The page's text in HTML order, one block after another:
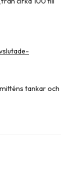
tankar och